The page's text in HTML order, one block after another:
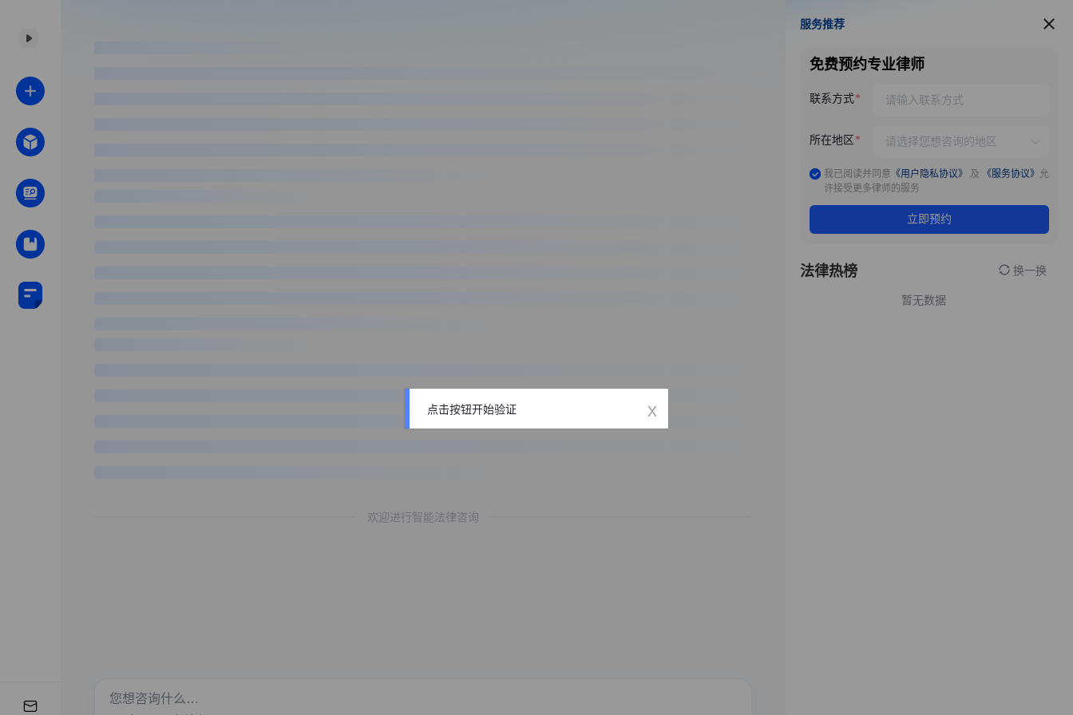
欢迎进行智能法律咨询
服务推荐
服务推荐
免费预约专业律师
联系方式
所在地区
我已阅读并同意 《用户隐私协议》 及 《服务协议》 允
许接受更多律师的服务
立即预约
法律热榜 换一换
暂无数据
点击按钮开始验证 x